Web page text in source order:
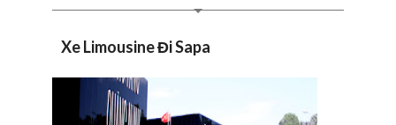
Xe Limousine Đi Sapa